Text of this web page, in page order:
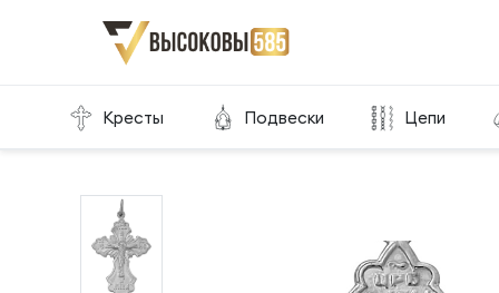
Кресты Подвески Цепи
Главная Склад готовой продукции